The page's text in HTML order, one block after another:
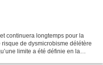
continuera longtemps pour la
de dysmicrobisme délétère
limite a été définie en la